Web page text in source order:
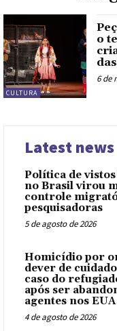
CULTURA
o
6 de
Latest news
Política de
no Brasil virou
controle
pesquisadoras
5 de agosto de 2026
Homicídio por
dever de
caso do
após ser
agentes nos EUA
4 de agosto de 2026